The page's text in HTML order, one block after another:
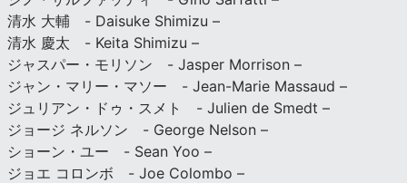
清水 大輔 - Daisuke Shimizu –
清水 慶太 - Keita Shimizu –
ジャスパー・モリソン - Jasper Morrison –
ジャン・マリー・マソー - Jean-Marie Massaud –
ジュリアン・ドゥ・スメト - Julien de Smedt –
ジョージ ネルソン - George Nelson –
ショーン・ユー - Sean Yoo –
ジョエ コロンボ - Joe Colombo –